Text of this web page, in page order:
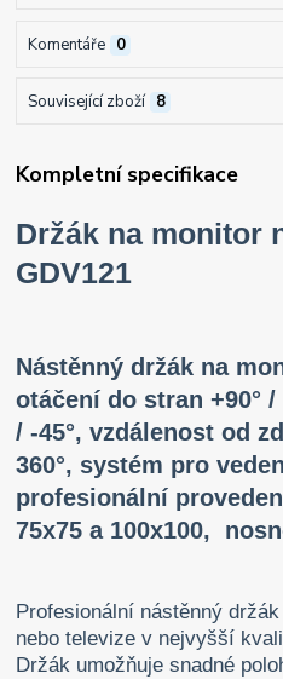
Komentáře 0
Související zboží 8
Kompletní specifikace
Držák na monitor
GDV121
Nástěnný držák na
otáčení do stran +90° /
/ -45°, vzdálenost od
360°, systém pro
profesionální
75x75 a 100x100,
Profesionální nástěnný
nebo televize v nejvyšší
Držák umožňuje snadné